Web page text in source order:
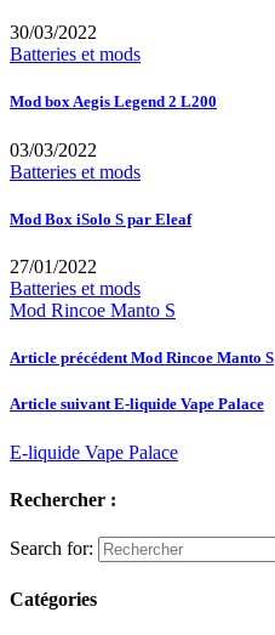
30/03/2022
Batteries et mods
Mod box Aegis Legend 2 L200
03/03/2022
Batteries et mods
Mod Box iSolo S par Eleaf
27/01/2022
Batteries et mods
Mod Rincoe Manto S
Article précédentMod Rincoe Manto S
Article suivantE-liquide Vape Palace
E-liquide Vape Palace
Rechercher :
Search for:
Catégories